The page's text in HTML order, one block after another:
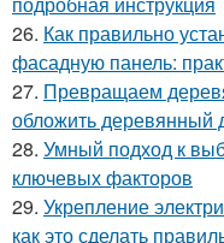
26. Как правильно
фасадную панель:
27. Превращаем
обложить деревянный
28. Умный подход к
ключевых факторов
29. Укрепление
как это сделать